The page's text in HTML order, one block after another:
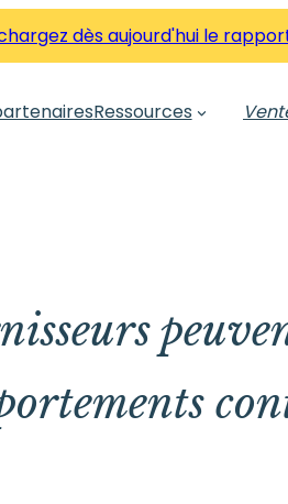
dès aujourd'hui le
Ressources